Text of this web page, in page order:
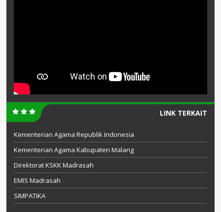
LINK TERKAIT
Kementerian Agama Republik Indonesia
Kementerian Agama Kabupaten Malang
Direktorat KSKK Madrasah
EMIS Madrasah
SIMPATIKA